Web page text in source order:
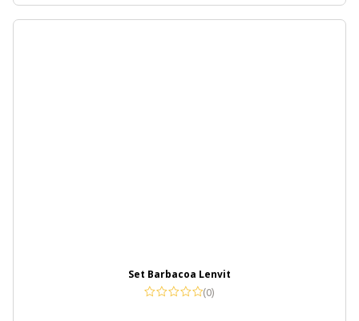
Set Barbacoa Lenvit
(0)